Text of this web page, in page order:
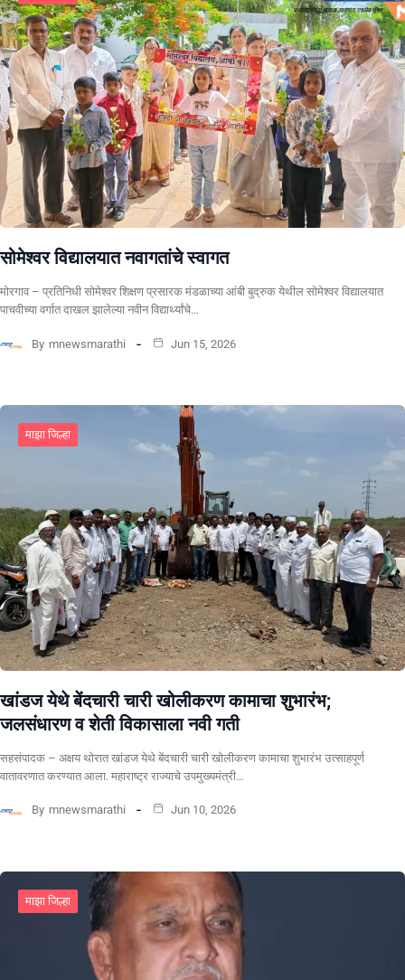
सोमेश्वर विद्यालयात नवागतांचे स्वागत
मोरगाव – प्रतिनिधी सोमेश्वर शिक्षण प्रसारक मंडळाच्या आंबी बुद्रुक येथील सोमेश्वर विद्यालयात
पाचवीच्या वर्गात दाखल झालेल्या नवीन विद्यार्थ्यांचे…
By mnewsmarathi Jun 15, 2026
माझा जिल्हा
खांडज येथे बेंदचारी चारी खोलीकरण कामाचा शुभारंभ;
जलसंधारण व शेती विकासाला नवी गती
सहसंपादक – अक्षय थोरात खांडज येथे बेंदचारी चारी खोलीकरण कामाचा शुभारंभ उत्साहपूर्ण
वातावरणात करण्यात आला. महाराष्ट्र राज्याचे उपमुख्यमंत्री…
By mnewsmarathi Jun 10, 2026
माझा जिल्हा